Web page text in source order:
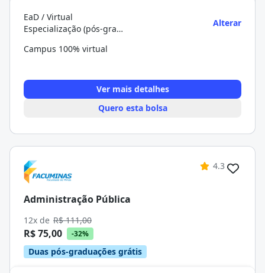
EaD / Virtual
Especialização (pós-graduação)
Alterar
Campus 100% virtual
Ver mais detalhes
Quero esta bolsa
4.3
Administração Pública
12x de R$ 111,00
R$ 75,00 -32%
Duas pós-graduações grátis